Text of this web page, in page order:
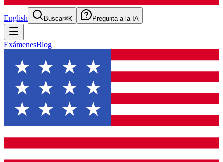
English Buscar⌘K Pregunta a la IA
ExámenesBlog